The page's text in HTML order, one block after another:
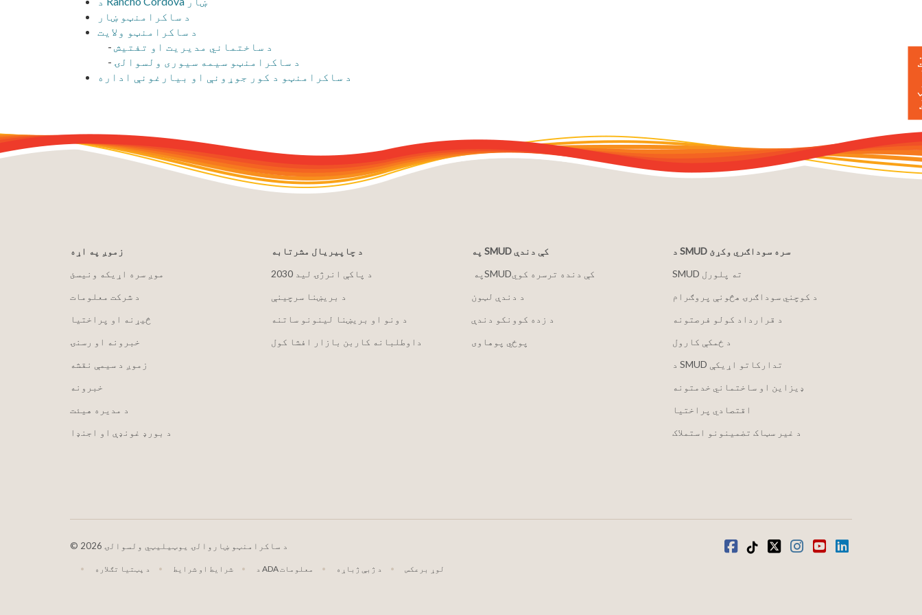
د ساکرامنټو ښار
د ساکرامنټو ولایت
- د ساختماني مدیریت او تفتیش
- د ساکرامنټو سیمه سیوری ولسوالۍ
د ساکرامنټو د کور جوړونې او بیارغونې اداره
زموږ په اړه
موږ سره اړیکه ونیسئ
د شرکت معلومات
څیړنه او پراختیا
خبرونه او رسنۍ
زموږ د سیمې نقشه
خبرونه
د مدیره هیئت
د بورډ غونډې او اجنډا
د چاپیریال مشرتابه
2030 د پاکې انرژۍ لید
د بریښنا سرچینې
د ونو او بریښنا لینونو ساتنه
داوطلبانه کاربن بازار افشا کول
په SMUD کې دندې
په ‏‎SMUD‎‏ کې دنده ترسره کوي
د دندې لټون
د زده کوونکو دندې
پوځي پوهاوی
د SMUD سره سوداګري وکړئ
SMUD ته پلورل
د کوچني سوداګرۍ هڅونې پروګرام
د قرارداد کولو فرصتونه
د ځمکې کارول
د SMUD تدارکاتو اړیکې
ډیزاین او ساختماني خدمتونه
اقتصادي پراختیا
د غیر سټاک تضمینونو استملاک
© 2026 د ساکرامنټو ښاروالۍ یوټیلیټي ولسوالۍ
د پټتیا تګلاره شرایط او شرایط د ADA معلومات د ژبې ژباړه لوړ برعکس
فیسبوک
ټیک ټاک
ټویټرانسټاګرام
یوټیوبLinkedIn